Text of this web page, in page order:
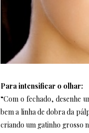
Para intensificar o olhar:
“Com o fechado, desenhe
bem a linha de dobra da
criando um gatinho grosso